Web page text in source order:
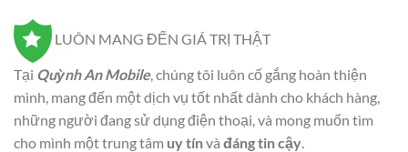
LUÔN MANG ĐẾN GIÁ TRỊ THẬT
Tại Quỳnh An Mobile, chúng tôi luôn cố gắng hoàn thiện
mình, mang đến một dịch vụ tốt nhất dành cho khách hàng,
những người đang sử dụng điện thoại, và mong muốn tìm
cho mình một trung tâm uy tínvà đáng tin cậy.